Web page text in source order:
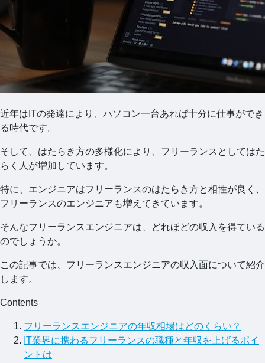
近年はITの発達により、パソコン一台あれば十分に仕事ができ
る時代です。
そして、はたらき方の多様化により、フリーランスとしてはた
らく人が増加しています。
特に、エンジニアはフリーランスのはたらき方と相性が良く、
フリーランスのエンジニアも増えてきています。
そんなフリーランスエンジニアは、どれほどの収入を得ている
のでしょうか。
この記事では、フリーランスエンジニアの収入面について紹介
します。
Contents
フリーランスエンジニアの年収相場はどのくらい？
IT業界に携わるフリーランスの職種と年収を上げるポイ
ントは